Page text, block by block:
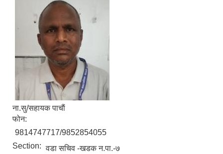
ना.सु/सहायक पाचाैं
फोन:
9814747717/9852854055
Section: वडा सचिव -खडक न.पा.-७